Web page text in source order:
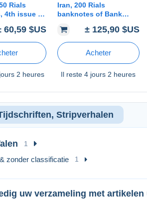
Rials
4th issue of
numbers.
60,59 $US
2 heures
Iran, 200 Rials
banknotes of Bank
Mohamad Reza Shah,
C19b
± 125,90 $US
Acheter
Il reste4 jours 2 heures
Stripverhalen
1
zonder classificatie 1
uw verzameling met artikelen